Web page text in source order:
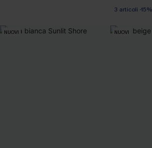
3 articoli -15%
NUOVI NUOVI